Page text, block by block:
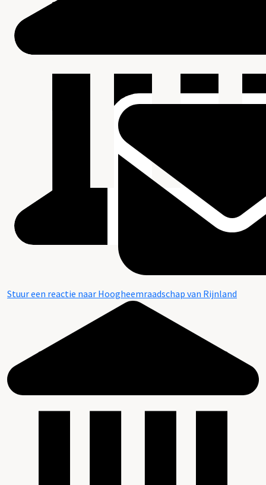
Stuur een reactie naar Hoogheemraadschap van Rijnland